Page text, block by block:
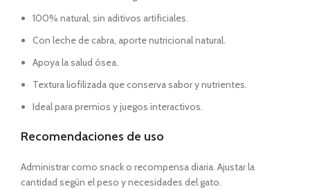
100% natural, sin aditivos artificiales.
Con leche de cabra, aporte nutricional natural.
Apoya la salud ósea.
Textura liofilizada que conserva sabor y nutrientes.
Ideal para premios y juegos interactivos.
Recomendaciones de uso
Administrar como snack o recompensa diaria. Ajustar la
cantidad según el peso y necesidades del gato.